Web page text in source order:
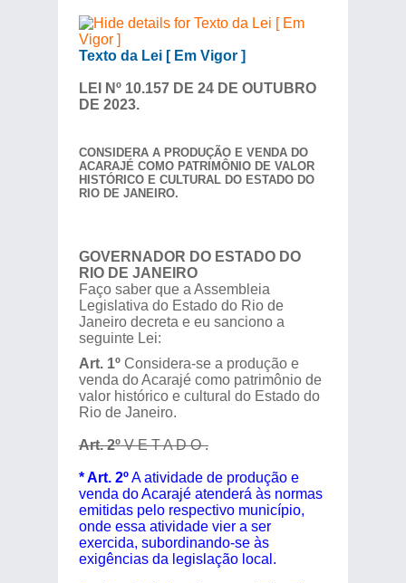
Texto da Lei [ Em Vigor ]
LEI Nº 10.157 DE 24 DE OUTUBRO
DE 2023.
CONSIDERA A PRODUÇÃO E VENDA DO
ACARAJÉ COMO PATRIMÔNIO DE VALOR
HISTÓRICO E CULTURAL DO ESTADO DO
RIO DE JANEIRO.
GOVERNADOR DO ESTADO DO
RIO DE JANEIRO
Faço saber que a Assembleia
Legislativa do Estado do Rio de
Janeiro decreta e eu sanciono a
seguinte Lei:
Art. 1ºConsidera-se a produção e
venda do Acarajé como patrimônio de
valor histórico e cultural do Estado do
Rio de Janeiro.
Art. 2ºV E T A D O .
* Art. 2ºA atividade de produção e
venda do Acarajé atenderá às normas
emitidas pelo respectivo município,
onde essa atividade vier a ser
exercida, subordinando-se às
exigências da legislação local.